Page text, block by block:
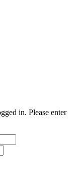
in. Please enter